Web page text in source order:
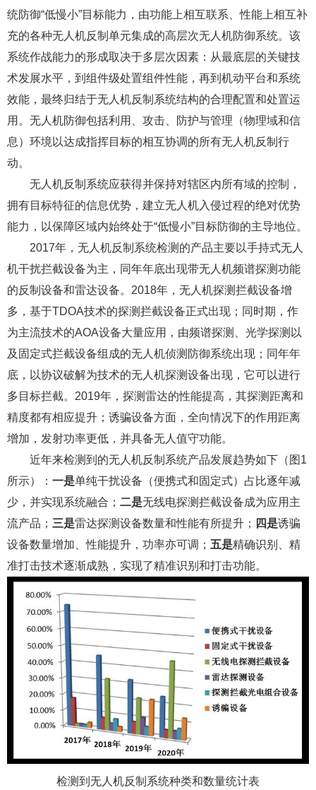
统防御“低慢小”目标能力，由功能上相互联系、性能上相互补
充的各种无人机反制单元集成的高层次无人机防御系统。该
系统作战能力的形成取决于多层次因素：从最底层的关键技
术发展水平，到组件级处置组件性能，再到机动平台和系统
效能，最终归结于无人机反制系统结构的合理配置和处置运
用。无人机防御包括利用、攻击、防护与管理（物理域和信
息）环境以达成指挥目标的相互协调的所有无人机反制行
动。
无人机反制系统应获得并保持对辖区内所有域的控制，
拥有目标特征的信息优势，建立无人机入侵过程的绝对优势
能力，以保障区域内始终处于“低慢小”目标防御的主导地位。
2017年，无人机反制系统检测的产品主要以手持式无人
机干扰拦截设备为主，同年年底出现带无人机频谱探测功能
的反制设备和雷达设备。2018年，无人机探测拦截设备增
多，基于TDOA技术的探测拦截设备正式出现；同时期，作
为主流技术的AOA设备大量应用，由频谱探测、光学探测以
及固定式拦截设备组成的无人机侦测防御系统出现；同年年
底，以协议破解为技术的无人机探测设备出现，它可以进行
多目标拦截。2019年，探测雷达的性能提高，其探测距离和
精度都有相应提升；诱骗设备方面，全向情况下的作用距离
增加，发射功率更低，并具备无人值守功能。
近年来检测到的无人机反制系统产品发展趋势如下（图1
所示）： 一是单纯干扰设备（便携式和固定式）占比逐年减
少，并实现系统融合； 二是无线电探测拦截设备成为应用主
流产品； 三是雷达探测设备数量和性能有所提升； 四是诱骗
设备数量增加、性能提升，功率亦可调； 五是精确识别、精
准打击技术逐渐成熟，实现了精准识别和打击功能。
检测到无人机反制系统种类和数量统计表